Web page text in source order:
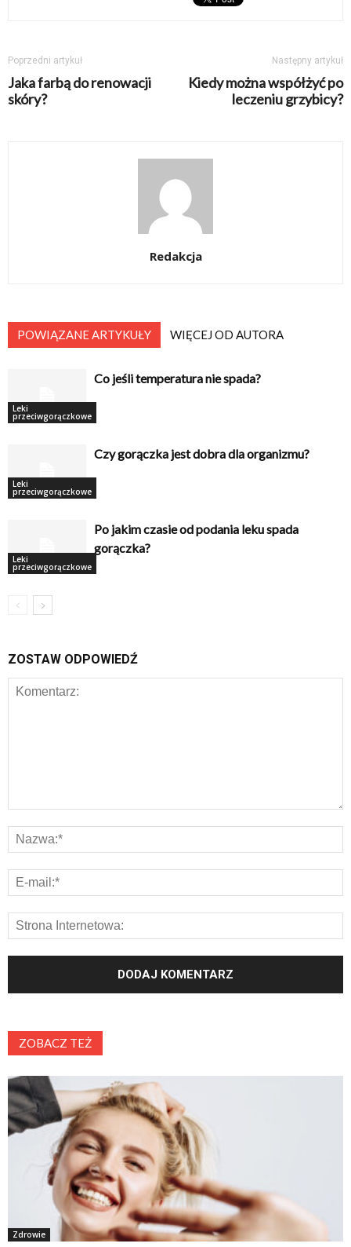
Poprzedni artykuł
Jaka farbą do renowacji
skóry?
Następny artykuł
Kiedy można współżyć po
leczeniu grzybicy?
Redakcja
POWIĄZANE ARTYKUŁY WIĘCEJ OD AUTORA
Leki
przeciwgorączkowe
Co jeśli temperatura nie spada?
Leki
przeciwgorączkowe
Czy gorączka jest dobra dla organizmu?
Leki
przeciwgorączkowe
Po jakim czasie od podania leku spada
gorączka?
ZOSTAW ODPOWIEDŹ
ZOBACZ TEŻ
Zdrowie